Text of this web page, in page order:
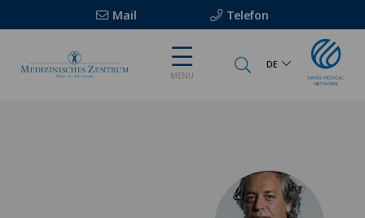
Mail Telefon
MENU
DE